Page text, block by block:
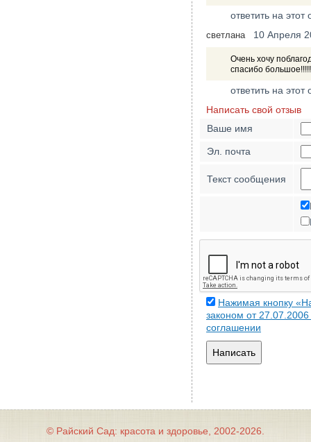
ответить на этот
светлана 10 Апреля
Очень хочу
спасибо
ответить на этот
Написать свой отзыв
Ваше имя
Эл. почта
Текст сообщения
Нажимая кнопку
законом от
соглашении
Написать
© Райский Сад: красота и здоровье, 2002-2026.